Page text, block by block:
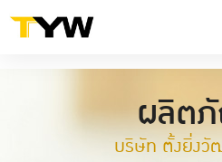
ผลิต
บริษัท ตั้งยิ่งวั